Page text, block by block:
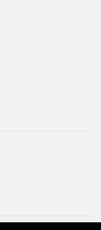
в течение
работа с
сертификатов